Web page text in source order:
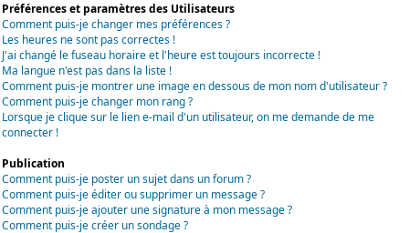
Préférences et paramètres des Utilisateurs
Comment puis-je changer mes préférences ?
Les heures ne sont pas correctes !
J'ai changé le fuseau horaire et l'heure est toujours incorrecte !
Ma langue n'est pas dans la liste !
Comment puis-je montrer une image en dessous de mon nom d'utilisateur ?
Comment puis-je changer mon rang ?
Lorsque je clique sur le lien e-mail d'un utilisateur, on me demande de me
connecter !
Publication
Comment puis-je poster un sujet dans un forum ?
Comment puis-je éditer ou supprimer un message ?
Comment puis-je ajouter une signature à mon message ?
Comment puis-je créer un sondage ?